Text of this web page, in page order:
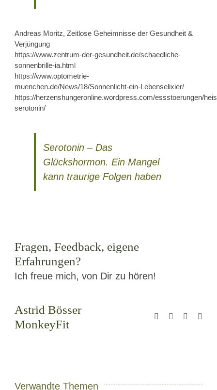
Andreas Moritz, Zeitlose Geheimnisse der Gesundheit &
Verjüngung
https://www.zentrum-der-gesundheit.de/schaedliche-
sonnenbrille-ia.html
https://www.optometrie-
muenchen.de/News/18/Sonnenlicht-ein-Lebenselixier/
https://herzenshungeronline.wordpress.com/essstoerungen/
serotonin/
Serotonin – Das
Glückshormon. Ein Mangel
kann traurige Folgen haben
Fragen, Feedback, eigene
Erfahrungen?
Ich freue mich, von Dir zu hören!
Astrid Bösser
MonkeyFit
Verwandte Themen